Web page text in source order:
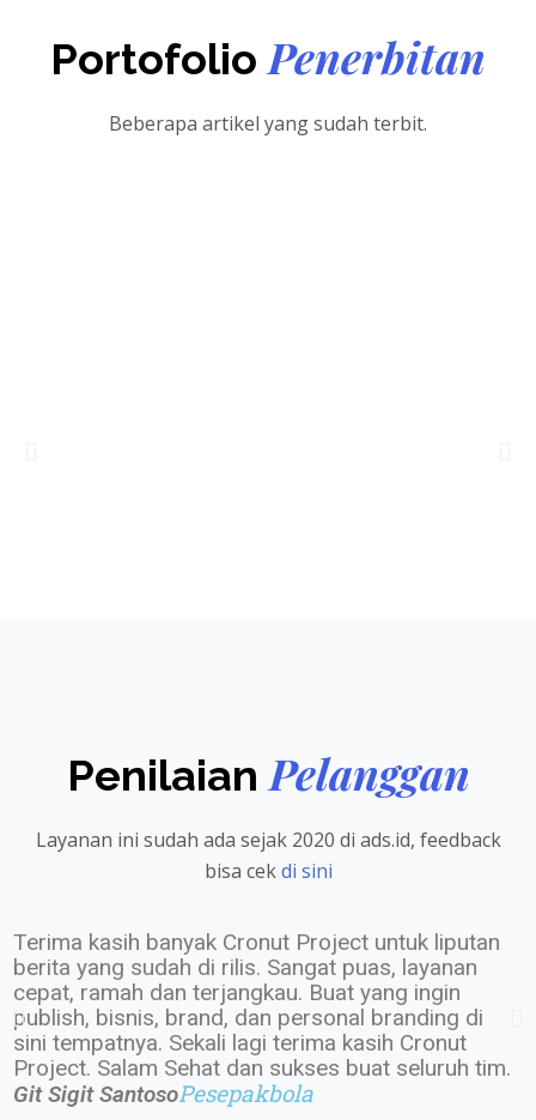
Portofolio Penerbitan
Beberapa artikel yang sudah terbit.
Penilaian Pelanggan
Layanan ini sudah ada sejak 2020 di ads.id, feedback
bisa cekdi sini
Terima kasih banyak Cronut Project untuk liputan
berita yang sudah di rilis. Sangat puas, layanan
cepat, ramah dan terjangkau. Buat yang ingin
publish, bisnis, brand, dan personal branding di
sini tempatnya. Sekali lagi terima kasih Cronut
Project. Salam Sehat dan sukses buat seluruh tim.
Git Sigit SantosoPesepakbola